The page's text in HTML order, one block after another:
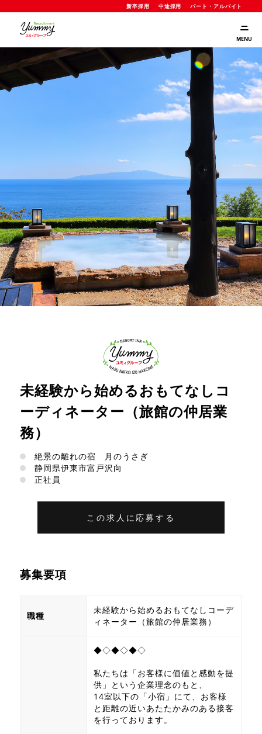
新卒採用 中途採用 パート・アルバイト
MENU
未経験から始めるおもてなしコ
ーディネーター（旅館の仲居業
務）
絶景の離れの宿 月のうさぎ
静岡県伊東市富戸沢向
正社員
この求人に応募する
募集要項
職種
未経験から始めるおもてなしコーデ
ィネーター（旅館の仲居業務）
◆◇◆◇◆◇
私たちは「お客様に価値と感動を提
供」という企業理念のもと、
14室以下の「小宿」にて、お客様
と距離の近いあたたかみのある接客
を行っております。